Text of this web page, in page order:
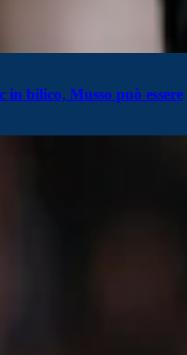
bilico, Musso può essere